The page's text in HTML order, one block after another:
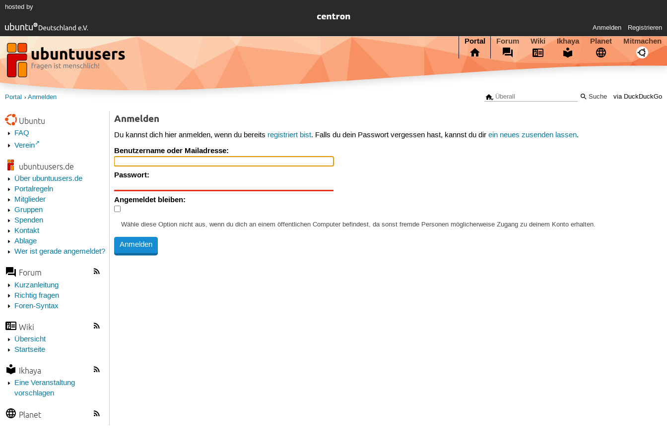
hosted by
Anmelden Registrieren
Portal Forum Wiki Ikhaya Planet Mitmachen
via DuckDuckGo
Portal Anmelden
Ubuntu
FAQ
Verein
ubuntuusers.de
Über ubuntuusers.de
Portalregeln
Mitglieder
Gruppen
Spenden
Kontakt
Ablage
Wer ist gerade angemeldet?
Forum
Kurzanleitung
Richtig fragen
Foren-Syntax
Wiki
Übersicht
Startseite
Ikhaya
Eine Veranstaltung
vorschlagen
Planet
Anmelden
Du kannst dich hier anmelden, wenn du bereits registriert bist. Falls du dein Passwort vergessen hast, kannst du direin neues zusenden lassen.
Benutzername oder Mailadresse:
Passwort:
Angemeldet bleiben:
Wähle diese Option nicht aus, wenn du dich an einem öffentlichen Computer befindest, da sonst fremde Personen möglicherweise Zugang zu deinem Konto erhalten.